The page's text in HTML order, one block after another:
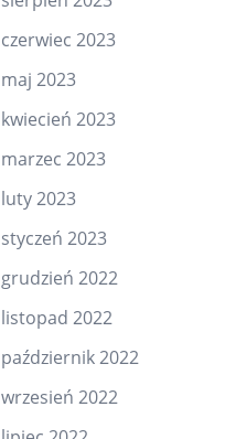
czerwiec 2023
maj 2023
kwiecień 2023
marzec 2023
luty 2023
styczeń 2023
grudzień 2022
listopad 2022
październik 2022
wrzesień 2022